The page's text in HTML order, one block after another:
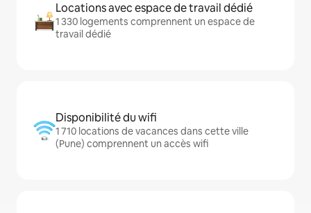
Locations avec espace de travail dédié
1 330 logements comprennent un espace de
travail dédié
Disponibilité du wifi
1 710 locations de vacances dans cette ville
(Pune) comprennent un accès wifi